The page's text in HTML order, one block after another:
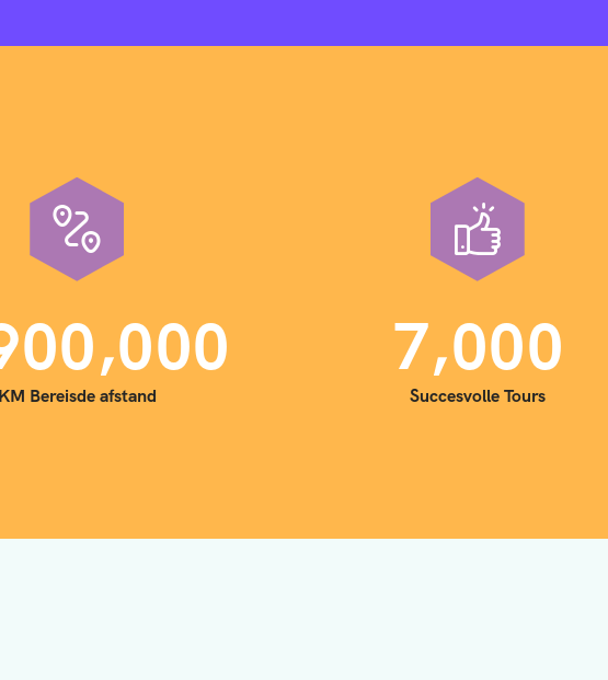
00,000
KM Bereisde afstand
7,000
Succesvolle Tours